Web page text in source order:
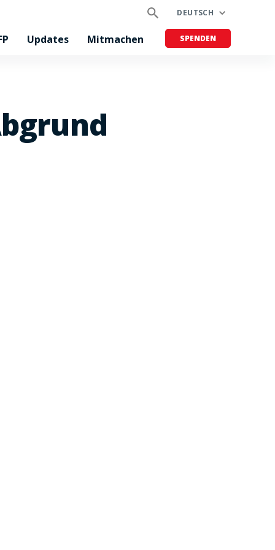
DEUTSCH
Updates Mitmachen SPENDEN